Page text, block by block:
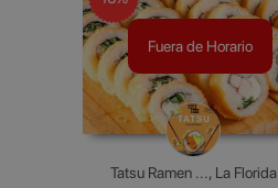
Fuera de Horario
Tatsu Ramen ..., La Florida